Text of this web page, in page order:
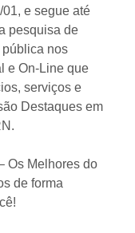
e segue até
pesquisa de
nos
e On-Line que
serviços e
Destaques em
Os Melhores do
de forma